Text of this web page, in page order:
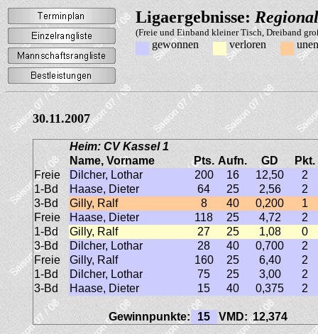
Ligaergebnisse:
(Freie und Einband kleiner Tisch, Dreiband
gewonnen verloren
30.11.2007
Heim: CV Kassel 1
Name, Vorname
Pts. Aufn. GD
Pkt.
Freie
Dilcher, Lothar 200 16 12,50
2
1-Bd
Haase, Dieter 64 25 2,56
2
3-Bd
Gilly, Ralf 8 40 0,200
1
Freie
Haase, Dieter 118 25 4,72
2
1-Bd
Gilly, Ralf 27 25 1,08
0
3-Bd
Dilcher, Lothar 28 40 0,700
2
Freie
Gilly, Ralf 160 25 6,40
2
1-Bd
Dilcher, Lothar 75 25 3,00
2
3-Bd
Haase, Dieter 15 40 0,375 2
Gewinnpunkte: 15 VMD: 12,374